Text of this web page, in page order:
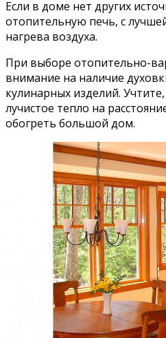
Если в доме нет других
отопительную печь, с
нагрева воздуха.
При выборе отопительно-
внимание на наличие
кулинарных изделий.
лучистое тепло на
обогреть большой дом.